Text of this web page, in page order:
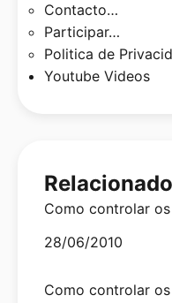
Contacto…
Participar…
Politica de
Youtube Videos
Como controlar
Date
28/06/2010
Como controlar